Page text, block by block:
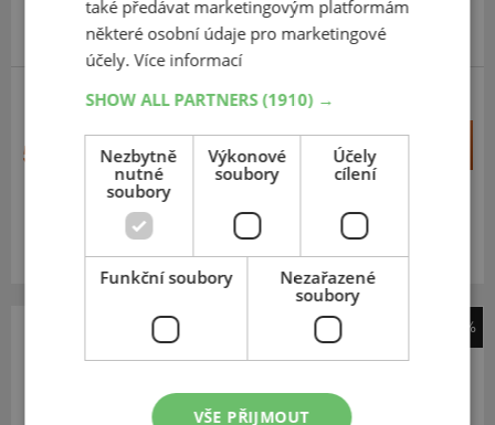
SET (VČ. DUŠE)
564 Kč
+
–
Expedujeme do 2 dnů
Na prodejně v Opavě do 2 dnů.
Centrální sklad 8 ks.
-25%
Mitas
také předávat marketingovým platformám
některé osobní údaje pro marketingové
účely.Více informací
SHOW ALL PARTNERS(1910) →
Nezbytně
nutné
soubory
Výkonové
soubory
Účely
cílení
Funkční soubory
Nezařazené
soubory
VŠE PŘIJMOUT